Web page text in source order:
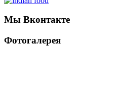
Мы Вконтакте
Фотогалерея